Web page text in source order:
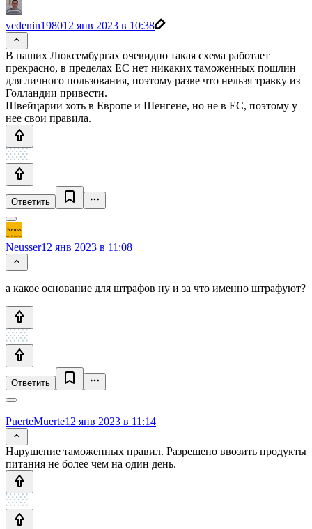
vedenin198012 янв 2023 в 10:38
В наших Люксембургах очевидно такая схема работает
прекрасно, в пределах ЕС нет никаких таможенных пошлин
для личного пользования, поэтому разве что нельзя травку из
Голландии привести.
Швейцарии хоть в Европе и Шенгене, но не в ЕС, поэтому у
нее свои правила.
Ответить
Neusser12 янв 2023 в 11:08
а какое основание для штрафов ну и за что именно штрафуют?
Ответить
PuerteMuerte12 янв 2023 в 11:14
Нарушение таможенных правил. Разрешено ввозить продукты
питания не более чем на один день.